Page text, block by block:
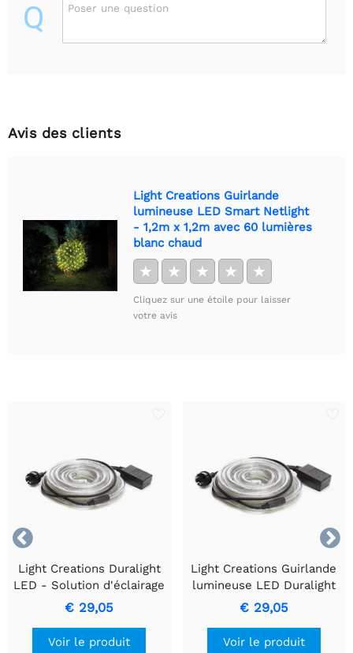
Q Poser une question
Avis des clients
Light Creations Guirlande
lumineuse LED Smart Netlight
- 1,2m x 1,2m avec 60 lumières
blanc chaud
★ ★ ★ ★ ★
Cliquez sur une étoile pour laisser
votre avis


Light Creations Duralight
LED - Solution d'éclairage
multicolore de 15 mètres
€ 29,05
Voir le produit
Light Creations Guirlande
lumineuse LED Duralight
de 15 m - Blanche
Vivement Animée, Durable
et Facile à Installer
€ 29,05
Voir le produit